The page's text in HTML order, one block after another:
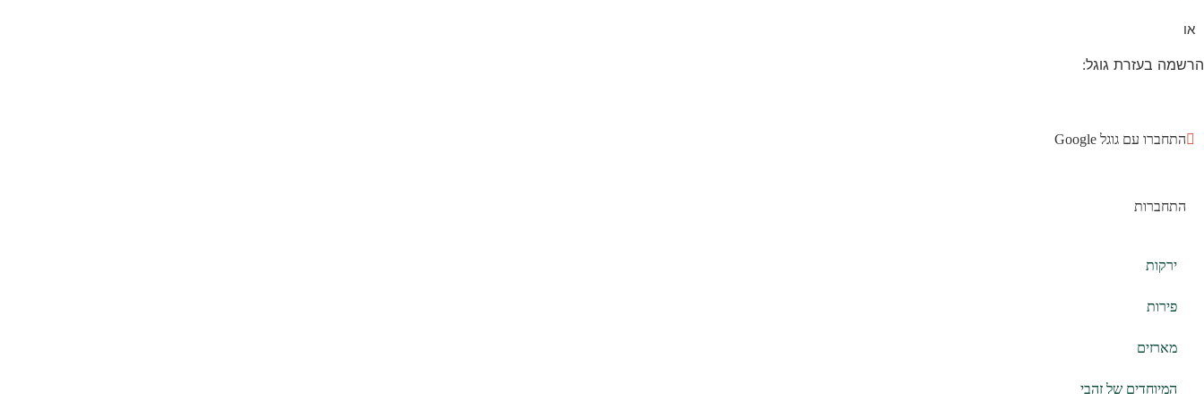
או
הרשמה בעזרת גוגל:
התחברו עם גוגל Google
התחברות
ירקות
פירות
מארזים
המיוחדים של זהבי